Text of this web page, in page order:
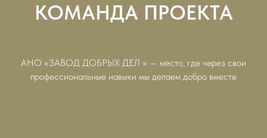
КОМАНДА ПРОЕКТА
АНО «ЗАВОД ДОБРЫХ ДЕЛ » — место, где через свои
профессиональные навыки мы делаем добро вместе